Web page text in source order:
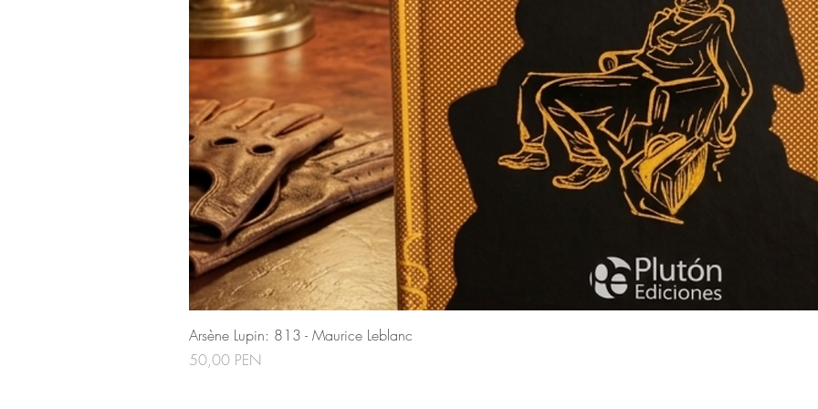
Arsène Lupin: 813 - Maurice Leblanc
Precio
50,00 PEN